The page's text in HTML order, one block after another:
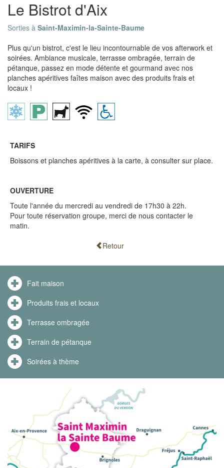
Le Bistrot d'Aix
Sorties à Saint-Maximin-la-Sainte-Baume
Plus qu'un bistrot, c'est le lieu incontournable de vos afterwork et
soirées. Ambiance musicale, terrasse ombragée, terrain de
pétanque, passez en mode détente et gourmand avec nos
planches apéritives faîtes maison avec des produits frais et
locaux !
TARIFS
Boissons et planches apéritives à la carte, à consulter sur place.
OUVERTURE
Toute l'année du mercredi au vendredi de 17h30 à 22h.
Pour toute réservation groupe, merci de nous contacter le
matin.
Retour
Fait maison
Produits frais et locaux
Terrasse ombragée
Terrain de pétanque
Soirées à thème